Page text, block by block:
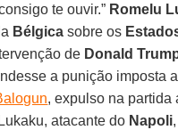
te ouvir.” Romelu
Bélgica sobre os
de Donald
a punição imposta
, expulso na partida
atacante do Napoli